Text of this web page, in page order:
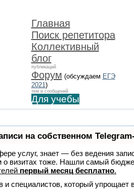
Главная
Поиск репетитора
Коллективный
блог
публикаций
Форум (обсуждаем ЕГЭ
2021)
тем и сообщений
Для учебы
на собственном
услуг, знает — без ведения
о визитах тоже. Нашли самый
первый месяц бесплатно.
и специалистов, который упрощает